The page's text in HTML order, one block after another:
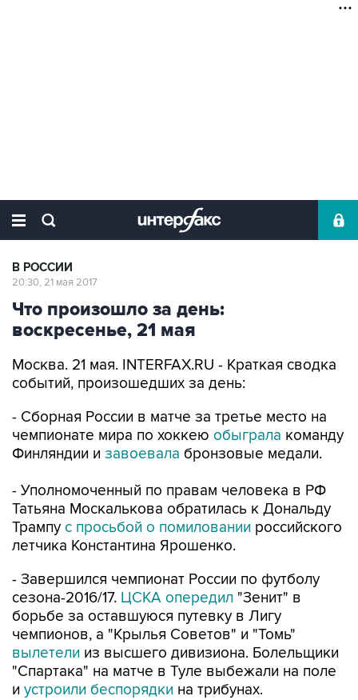
В РОССИИ
20:30, 21 мая 2017
Что произошло за день:
воскресенье, 21 мая
Москва. 21 мая. INTERFAX.RU - Краткая сводка
событий, произошедших за день:
- Сборная России в матче за третье место на
чемпионате мира по хоккею обыграла команду
Финляндии и завоевала бронзовые медали.
- Уполномоченный по правам человека в РФ
Татьяна Москалькова обратилась к Дональду
Трампу с просьбой о помиловании российского
летчика Константина Ярошенко.
- Завершился чемпионат России по футболу
сезона-2016/17. ЦСКА опередил "Зенит" в
борьбе за оставшуюся путевку в Лигу
чемпионов, а "Крылья Советов" и "Томь"
вылетели из высшего дивизиона. Болельщики
"Спартака" на матче в Туле выбежали на поле
и устроили беспорядки на трибунах.